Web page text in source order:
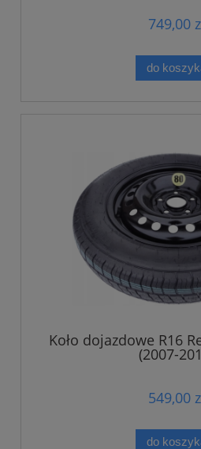
749,00
do
Koło dojazdowe R16
(2007-
549,00
do